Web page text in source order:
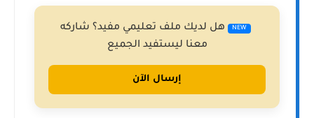
NEW
هل لديك ملف تعليمي مفيد؟ شاركه
معنا ليستفيد الجميع
إرسال الآن